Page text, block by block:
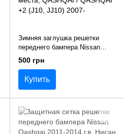
Зимняя заглушка решетки
переднего бампера Nissan
Qashqai 2011-2014 г.в. Нисан
Кашкай
500 грн
Купить